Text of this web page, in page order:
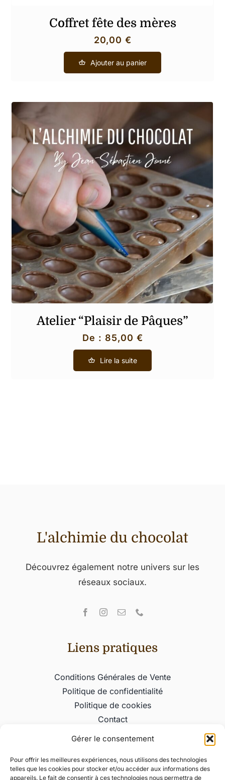
Gérer le consentement
Pour offrir les meilleures expériences, nous utilisons des technologies
telles que les cookies pour stocker et/ou accéder aux informations des
appareils. Le fait de consentir à ces technologies nous permettra de
Coffret fête des mères
20,00 €
Ajouter au panier
Atelier “Plaisir de Pâques”
De : 85,00 €
Lire la suite
L'alchimie du chocolat
Découvrez également notre univers sur les
réseaux sociaux.
Liens pratiques
Conditions Générales de Vente
Politique de confidentialité
Politique de cookies
Contact
L’alchimie du chocolat